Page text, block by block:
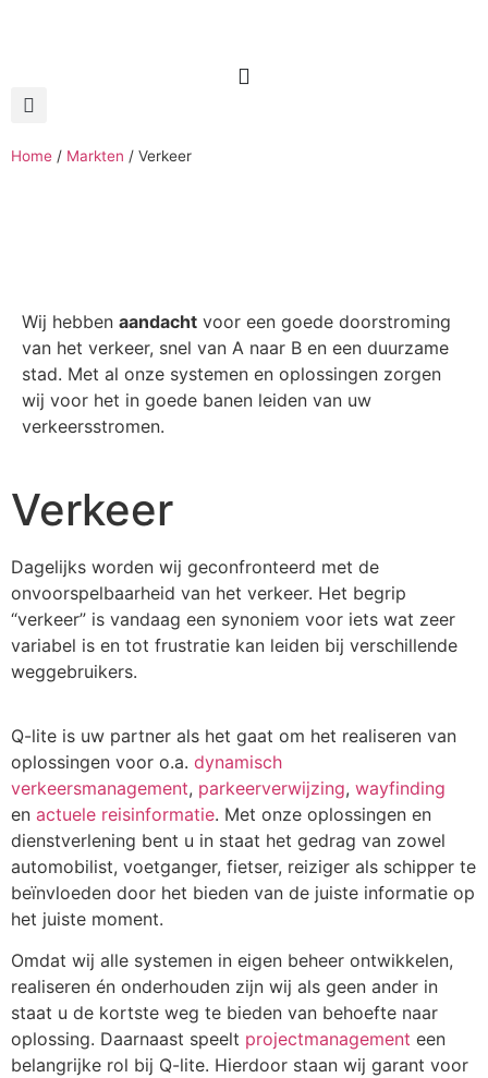
Home / Markten / Verkeer
Wij hebben aandacht voor een goede doorstroming
van het verkeer, snel van A naar B en een duurzame
stad. Met al onze systemen en oplossingen zorgen
wij voor het in goede banen leiden van uw
verkeersstromen.
Verkeer
Dagelijks worden wij geconfronteerd met de
onvoorspelbaarheid van het verkeer. Het begrip
“verkeer” is vandaag een synoniem voor iets wat zeer
variabel is en tot frustratie kan leiden bij verschillende
weggebruikers.
Q-lite is uw partner als het gaat om het realiseren van
oplossingen voor o.a. dynamisch
verkeersmanagement, parkeerverwijzing, wayfinding
en actuele reisinformatie. Met onze oplossingen en
dienstverlening bent u in staat het gedrag van zowel
automobilist, voetganger, fietser, reiziger als schipper te
beïnvloeden door het bieden van de juiste informatie op
het juiste moment.
Omdat wij alle systemen in eigen beheer ontwikkelen,
realiseren én onderhouden zijn wij als geen ander in
staat u de kortste weg te bieden van behoefte naar
oplossing. Daarnaast speelt projectmanagement een
belangrijke rol bij Q-lite. Hierdoor staan wij garant voor